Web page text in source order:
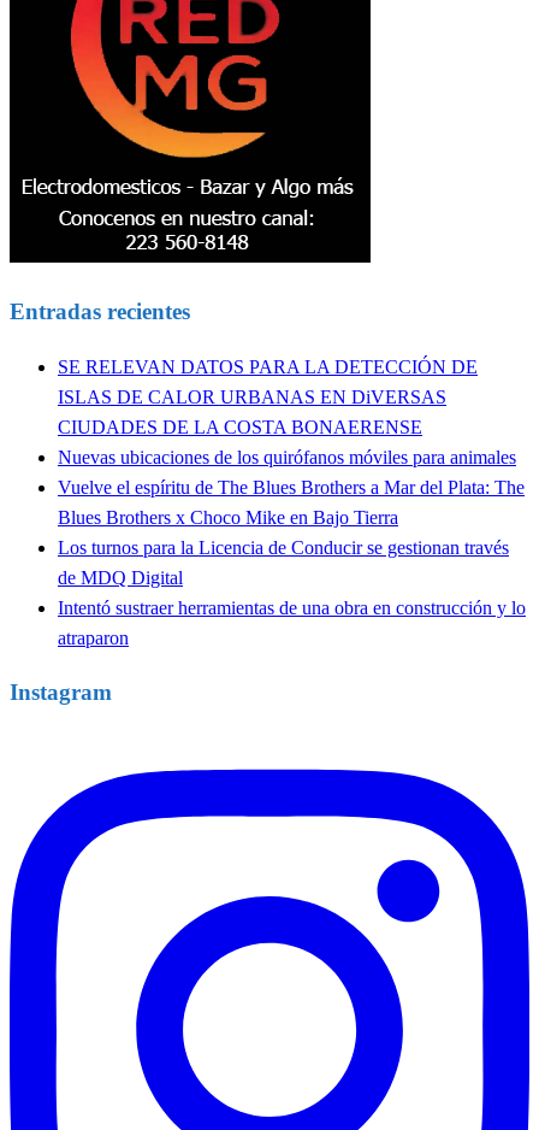
Entradas recientes
SE RELEVAN DATOS PARA LA DETECCIÓN DE
ISLAS DE CALOR URBANAS EN DiVERSAS
CIUDADES DE LA COSTA BONAERENSE
Nuevas ubicaciones de los quirófanos móviles para animales
Vuelve el espíritu de The Blues Brothers a Mar del Plata: The
Blues Brothers x Choco Mike en Bajo Tierra
Los turnos para la Licencia de Conducir se gestionan través
de MDQ Digital
Intentó sustraer herramientas de una obra en construcción y lo
atraparon
Instagram